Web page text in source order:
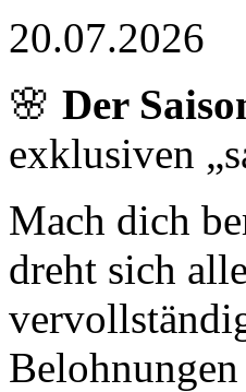
20.07.2026
🌸 Der
exklusiven
Mach dich
dreht sich